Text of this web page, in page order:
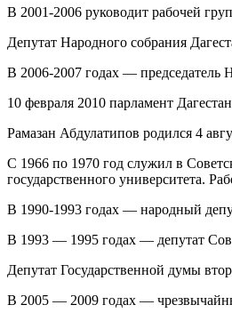
В 2001-2006 руководит рабочей
Депутат Народного собрания
В 2006-2007 годах — председатель
10 февраля 2010 парламент
Рамазан Абдулатипов родился 4
С 1966 по 1970 год служил в
государственного университета.
В 1990-1993 годах — народный
В 1993 — 1995 годах — депутат
Депутат Государственной думы
В 2005 — 2009 годах —